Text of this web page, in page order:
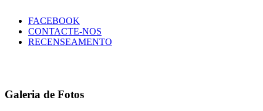
FACEBOOK
CONTACTE-NOS
RECENSEAMENTO
Galeria de Fotos